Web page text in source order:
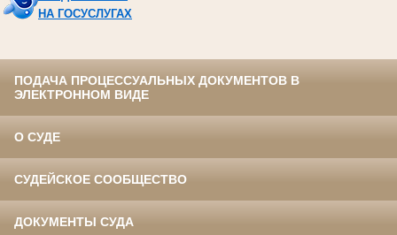
НА ГОСУСЛУГАХ
ПОДАЧА ПРОЦЕССУАЛЬНЫХ ДОКУМЕНТОВ В
ЭЛЕКТРОННОМ ВИДЕ
О СУДЕ
СУДЕЙСКОЕ СООБЩЕСТВО
ДОКУМЕНТЫ СУДА